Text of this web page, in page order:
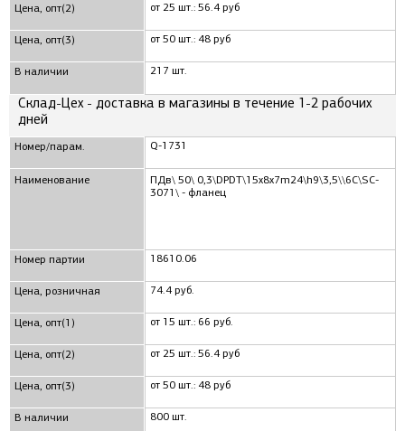
Цена, опт(2)
Цена, опт(3)
В наличии
от 25 шт.: 56.4 руб
от 50 шт.: 48 руб
217 шт.
Склад-Цех - доставка в магазины в течение 1-2 рабочих
дней
Номер/парам.
Наименование
Номер партии
Цена, розничная
Цена, опт(1)
Цена, опт(2)
Цена, опт(3)
В наличии
Q-1731
ПДв\ 50\ 0,3\DPDT\15x8x7m24\h9\3,5\\6C\SC-
3071\ - фланец
18610.06
74.4 руб.
от 15 шт.: 66 руб.
от 25 шт.: 56.4 руб
от 50 шт.: 48 руб
800 шт.